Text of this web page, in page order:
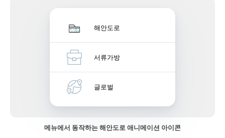
해안도로
서류가방
글로벌
메뉴에서 동작하는 해안도로 애니메이션 아이콘